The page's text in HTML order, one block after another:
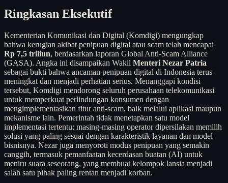
Ringkasan Eksekutif
Kementerian Komunikasi dan Digital (Komdigi) mengungkap
bahwa kerugian akibat penipuan digital atau scam telah mencapai
Rp 7,5 triliun, berdasarkan laporan Global Anti-Scam Alliance
(GASA). Angka ini disampaikan Wakil Menteri Nezar Patria
sebagai bukti bahwa ancaman penipuan digital di Indonesia terus
meningkat dan menjadi perhatian serius. Menanggapi kondisi
tersebut, Komdigi mendorong seluruh perusahaan telekomunikasi
untuk memperkuat perlindungan konsumen dengan
mengimplementasikan fitur anti-scam, baik melalui aplikasi maupun
mekanisme lain. Pemerintah tidak menetapkan satu model
implementasi tertentu; masing-masing operator dipersilakan memilih
solusi yang paling sesuai dengan karakteristik layanan dan model
bisnisnya. Nezar juga menyoroti modus penipuan yang semakin
canggih, termasuk pemanfaatan kecerdasan buatan (AI) untuk
meniru suara seseorang, yang membuat kelompok lansia menjadi
salah satu pihak paling rentan menjadi korban.